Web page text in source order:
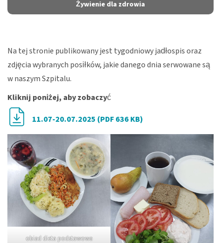
Żywienie dla zdrowia
Na tej stronie publikowany jest tygodniowy jadłospis oraz
zdjęcia wybranych posiłków, jakie danego dnia serwowane są
w naszym Szpitalu.
Kliknij poniżej, aby zobaczyć
11.07-20.07.2025 (PDF 636 KB)
obiad dieta podstawowa